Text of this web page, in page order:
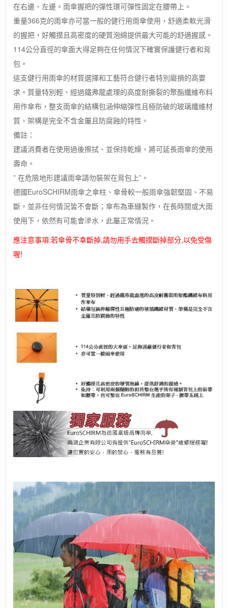
在右邊、左邊。雨傘握把的彈性環可彈性固定在腰帶上。
重量366克的雨傘亦可當一般的健行用雨傘使用，舒適柔軟光滑
的握把，好觸摸且高密度的硬質泡綿提供最大可能的舒適握感。
114公分直徑的傘面大得足夠在任何情況下確實保護健行者和背
包。
這支健行用雨傘的材質選擇和工藝符合健行者特別磨損的高要
求。質量特別輕、經過鐵弗龍處理的高度耐撕裂的聚酯纖維布料
用作傘布，整支雨傘的結構包涵伸縮彈性且極防破的玻璃纖維材
質，架構是完全不含金屬且防腐蝕的特性。
備註：
建議消費者在使用過後擦拭、並保持乾燥，將可延長雨傘的使用
壽命。
” 在危險地形建議雨傘請勿裝架在背包上”。
德國EuroSCHIRM雨傘之傘柱、傘骨較一般雨傘強韌堅固、不易
斷，並非任何情況皆不會斷；傘布為車縫製作，在長時間或大雨
使用下，依然有可能會滲水，此屬正常情況。
應注意事項:若傘骨不幸斷掉,請勿用手去觸摸斷掉部分,以免受傷
喔!